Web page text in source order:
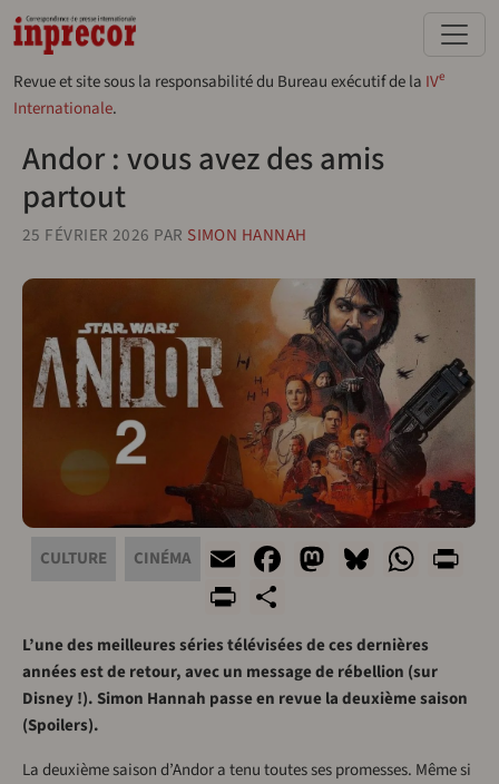
Aller au contenu principal
Revue et site sous la responsabilité du Bureau exécutif de la IVe
Internationale.
Andor : vous avez des amis
partout
25 FÉVRIER 2026 PAR SIMON HANNAH
CULTURE CINÉMA EmailFacebook
Mastodon
Bluesky
PrintFriendly
L’une des meilleures séries télévisées de ces dernières
années est de retour, avec un message de rébellion (sur
Disney !). Simon Hannah passe en revue la deuxième saison
(Spoilers).
La deuxième saison d’Andor a tenu toutes ses promesses. Même si